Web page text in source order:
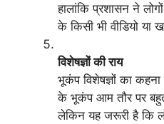
हालांकि प्रशासन ने
के किसी भी वीडियो
विशेषज्ञों की राय
भूकंप विशेषज्ञों का
के भूकंप आम तौर पर
लेकिन यह जरूरी है कि